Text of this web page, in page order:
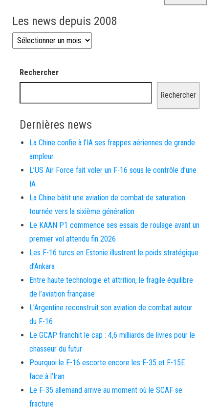
Les news depuis 2008
Les news depuis 2008
Rechercher
Rechercher
Dernières news
La Chine confie à l’IA ses frappes aériennes de grande
ampleur
L’US Air Force fait voler un F-16 sous le contrôle d’une
IA
La Chine bâtit une aviation de combat de saturation
tournée vers la sixième génération
Le KAAN P1 commence ses essais de roulage avant un
premier vol attendu fin 2026
Les F-16 turcs en Estonie illustrent le poids stratégique
d’Ankara
Entre haute technologie et attrition, le fragile équilibre
de l’aviation française
L’Argentine reconstruit son aviation de combat autour
du F-16
Le GCAP franchit le cap : 4,6 milliards de livres pour le
chasseur du futur
Pourquoi le F-16 escorte encore les F-35 et F-15E
face à l’Iran
Le F-35 allemand arrive au moment où le SCAF se
fracture